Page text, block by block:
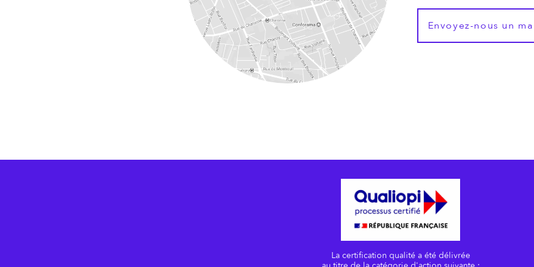
Envoyez-nous un
La certification qualité a été délivrée